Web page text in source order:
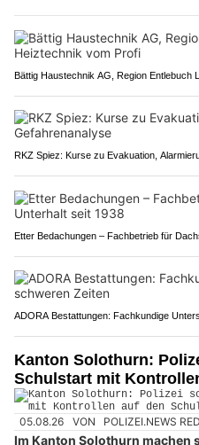
Bättig Haustechnik AG, Region Entlebuch
RKZ Spiez: Kurse zu Evakuation,
Etter Bedachungen – Fachbetrieb für
ADORA Bestattungen: Fachkundige
Kanton Solothurn:
Schulstart mit
05.08.26 VON POLIZEI.NEWS
Im Kanton Solothurn machen